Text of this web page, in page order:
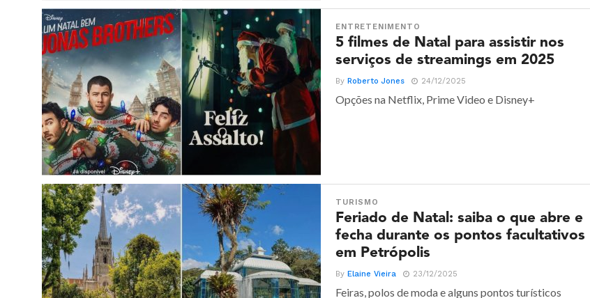
ENTRETENIMENTO
5 filmes de Natal para assistir nos
serviços de streamings em 2025
ByRoberto Jones 24/12/2025
Opções na Netflix, Prime Video e Disney+
TURISMO
Feriado de Natal: saiba o que abre e
fecha durante os pontos facultativos
em Petrópolis
ByElaine Vieira 23/12/2025
Feiras, polos de moda e alguns pontos turísticos